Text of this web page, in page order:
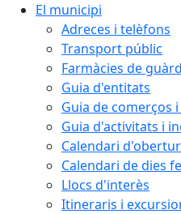
El municipi
Adreces i telèfons
Transport públic
Farmàcies de
Guia d'entitats
Guia de comerços
Guia d'activitats i
Calendari
Calendari de dies
Llocs d'interès
Itineraris i